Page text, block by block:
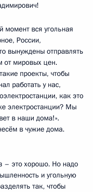
момент вся угольная
России,
вынуждены отправлять
от мировых цен.
проекты, чтобы
работать у нас,
как это
электростанции? Мы
в наши дома!».
в чужие дома.
– это хорошо. Но надо
и угольную
так, чтобы